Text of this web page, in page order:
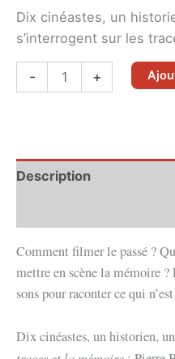
Dix cinéastes, un
s’interrogent sur les
-
quantité
de
passé
dans
+
Description
Comment filmer le passé ?
mettre en scène la mémoire
sons pour raconter ce qui
Dix cinéastes, un historien,